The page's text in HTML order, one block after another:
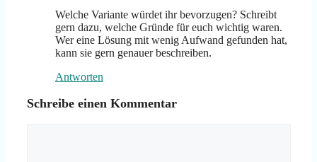
Welche Variante würdet ihr bevorzugen? Schreibt
gern dazu, welche Gründe für euch wichtig waren.
Wer eine Lösung mit wenig Aufwand gefunden hat,
kann sie gern genauer beschreiben.
Antworten
Schreibe einen Kommentar